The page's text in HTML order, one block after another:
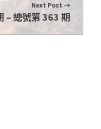
Next Post
– 總號第 363 期